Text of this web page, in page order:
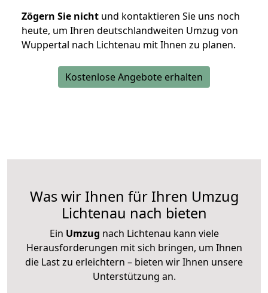
Zögern Sie nicht und kontaktieren Sie uns noch
heute, um Ihren deutschlandweiten Umzug von
Wuppertal nach Lichtenau mit Ihnen zu planen.
Kostenlose Angebote erhalten
Was wir Ihnen für Ihren Umzug
Lichtenau nach bieten
Ein Umzug nach Lichtenau kann viele
Herausforderungen mit sich bringen, um Ihnen
die Last zu erleichtern – bieten wir Ihnen unsere
Unterstützung an.